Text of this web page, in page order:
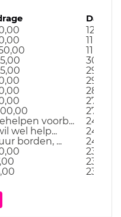
Datum
12-11-25
11-11-25
11-11-25
30-10-
29-10-
29-10-
28-10-
27-10-
27-10-
voorb...
24-10-
wel help...
24-10-
borden, ...
24-10-
23-10-
23-10-
23-10-